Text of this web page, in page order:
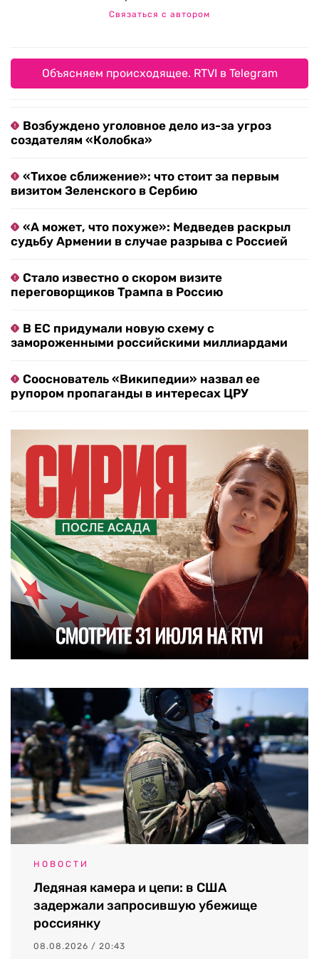
Связаться с автором
Объясняем происходящее. RTVI в Telegram
Возбуждено уголовное дело из-за угроз
создателям «Колобка»
«Тихое сближение»: что стоит за первым
визитом Зеленского в Сербию
«А может, что похуже»: Медведев раскрыл
судьбу Армении в случае разрыва с Россией
Стало известно о скором визите
переговорщиков Трампа в Россию
В ЕС придумали новую схему с
замороженными российскими миллиардами
Сооснователь «Википедии» назвал ее
рупором пропаганды в интересах ЦРУ
НОВОСТИ
Ледяная камера и цепи: в США
задержали запросившую убежище
россиянку
08.08.2026 / 20:43